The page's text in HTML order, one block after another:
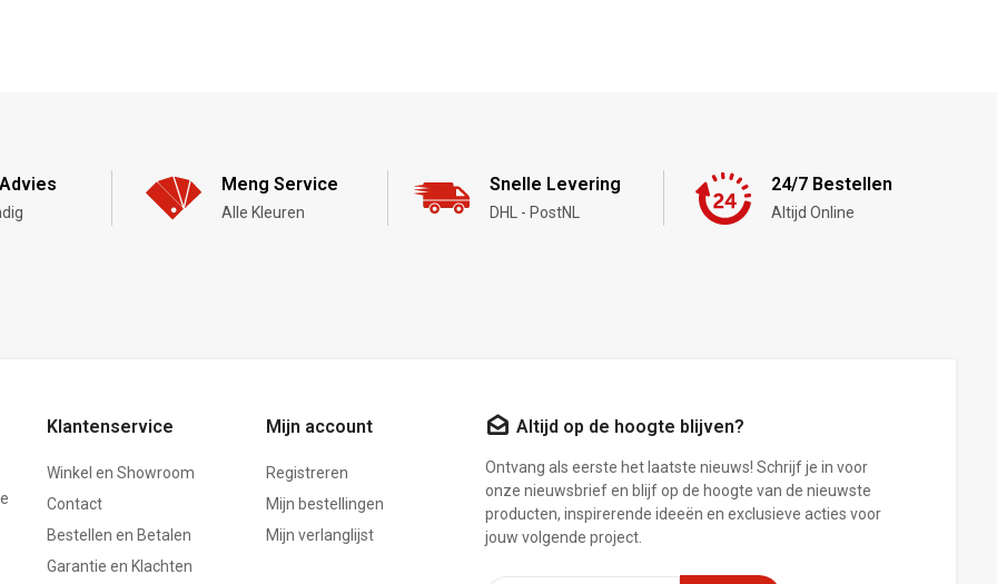
Meng Service
Alle Kleuren
Snelle Levering
DHL - PostNL
24/7 Bestellen
Altijd Online
Klantenservice
Winkel en Showroom
Contact
Bestellen en Betalen
Garantie en Klachten
Mijn account
Registreren
Mijn bestellingen
Mijn verlanglijst
Altijd op de hoogte blijven?
Ontvang als eerste het laatste nieuws! Schrijf je in voor
onze nieuwsbrief en blijf op de hoogte van de nieuwste
producten, inspirerende ideeën en exclusieve acties voor
jouw volgende project.